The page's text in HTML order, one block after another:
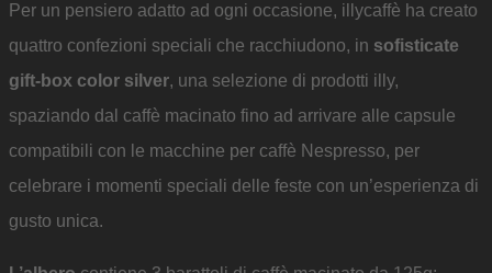
Per un pensiero adatto ad ogni occasione, illycaffè ha creato
quattro confezioni speciali che racchiudono, in sofisticate
gift-box color silver, una selezione di prodotti illy,
spaziando dal caffè macinato fino ad arrivare alle capsule
compatibili con le macchine per caffè Nespresso, per
celebrare i momenti speciali delle feste con un’esperienza di
gusto unica.